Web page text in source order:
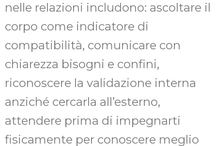
nelle relazioni includono: ascoltare il
corpo come indicatore di
compatibilità, comunicare con
chiarezza bisogni e confini,
riconoscere la validazione interna
anziché cercarla all’esterno,
attendere prima di impegnarti
fisicamente per conoscere meglio